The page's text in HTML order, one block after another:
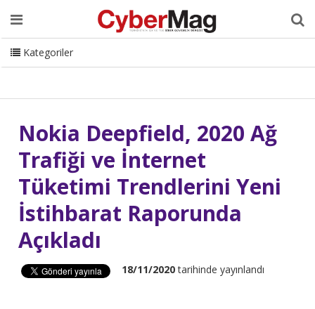
Ana Sayfa Hakkımızda Dergi Editörden
Danışmanlık
ISC Turkey Sizden Gelenler
İletişim
CyberMag Logo
Kategoriler
Nokia Deepfield, 2020 Ağ
Trafiği ve İnternet
Tüketimi Trendlerini Yeni
İstihbarat Raporunda
Açıkladı
18/11/2020tarihinde yayınlandı